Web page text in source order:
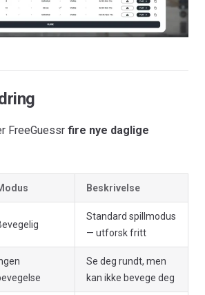
FreeGuessr fire nye daglige
Beskrivelse
Standard spillmodus
— utforsk fritt
Se deg rundt, men
kan ikke bevege deg